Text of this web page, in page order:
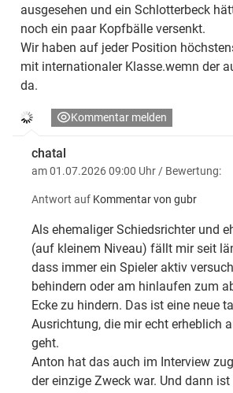
ausgesehen und ein Schlotterbeck
noch ein paar Kopfbälle versenkt.
Wir haben auf jeder Position
mit internationaler Klasse.wemn der
da.
Kommentar melden
chatal
am 01.07.2026 09:00 Uhr/ Bewertung:
Antwort auf Kommentar von gubr
Als ehemaliger Schiedsrichter und
(auf kleinem Niveau) fällt mir seit
dass immer ein Spieler aktiv
behindern oder am hinlaufen zum
Ecke zu hindern. Das ist eine neue
Ausrichtung, die mir echt erheblich
geht.
Anton hat das auch im Interview
der einzige Zweck war. Und dann